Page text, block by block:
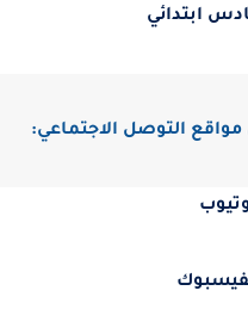
ابتدائي
مواقع التوصل الاجتماعي: